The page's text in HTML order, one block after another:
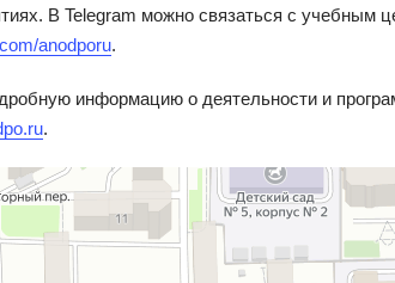
В Telegram можно связаться с учебным
anodporu.
информацию о деятельности и
.